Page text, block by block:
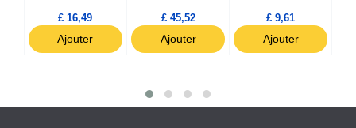
£ 16,49
Ajouter
£ 45,52
Ajouter
£ 9,61
Ajouter